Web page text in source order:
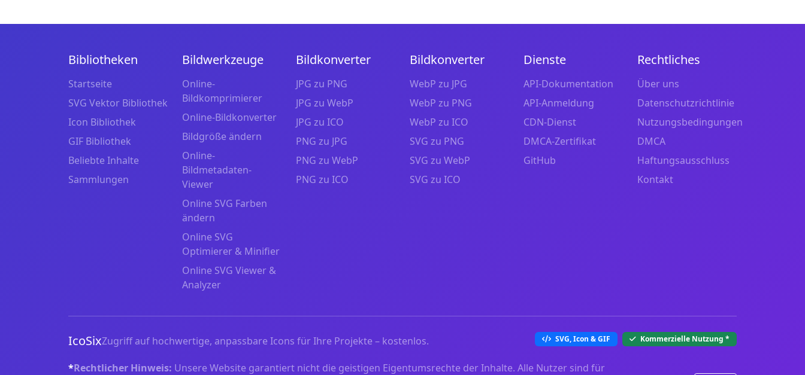
Bibliotheken
Startseite
SVG Vektor Bibliothek
Icon Bibliothek
GIF Bibliothek
Beliebte Inhalte
Sammlungen
Bildwerkzeuge
Online-
Bildkomprimierer
Online-Bildkonverter
Bildgröße ändern
Online-
Bildmetadaten-
Viewer
Online SVG Farben
ändern
Online SVG
Optimierer & Minifier
Online SVG Viewer &
Analyzer
Bildkonverter
JPG zu PNG
JPG zu WebP
JPG zu ICO
PNG zu JPG
PNG zu WebP
PNG zu ICO
Bildkonverter
WebP zu JPG
WebP zu PNG
WebP zu ICO
SVG zu PNG
SVG zu WebP
SVG zu ICO
Dienste
API-Dokumentation
API-Anmeldung
CDN-Dienst
DMCA-Zertifikat
GitHub
Rechtliches
Über uns
Datenschutzrichtlinie
Nutzungsbedingungen
DMCA
Haftungsausschluss
Kontakt
IcoSixZugriff auf hochwertige, anpassbare Icons für Ihre Projekte – kostenlos. SVG, Icon & GIF Kommerzielle Nutzung *
*Rechtlicher Hinweis: Unsere Website garantiert nicht die geistigen Eigentumsrechte der Inhalte. Alle Nutzer sind für